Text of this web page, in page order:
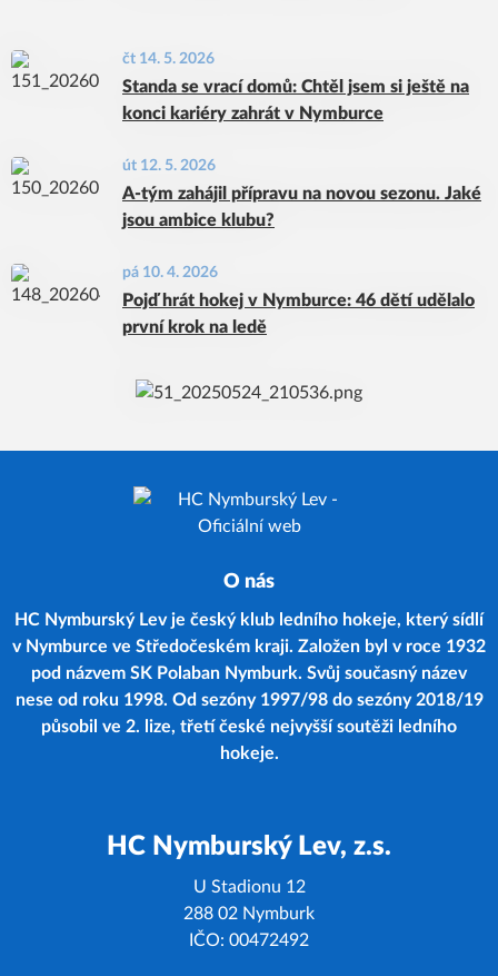
čt 14. 5. 2026
Standa se vrací domů: Chtěl jsem si ještě na
konci kariéry zahrát v Nymburce
út 12. 5. 2026
A-tým zahájil přípravu na novou sezonu. Jaké
jsou ambice klubu?
pá 10. 4. 2026
Pojď hrát hokej v Nymburce: 46 dětí udělalo
první krok na ledě
O nás
HC Nymburský Lev je český klub ledního hokeje, který sídlí
v Nymburce ve Středočeském kraji. Založen byl v roce 1932
pod názvem SK Polaban Nymburk. Svůj současný název
nese od roku 1998. Od sezóny 1997/98 do sezóny 2018/19
působil ve 2. lize, třetí české nejvyšší soutěži ledního
hokeje.
HC Nymburský Lev, z.s.
U Stadionu 12
288 02 Nymburk
IČO: 00472492